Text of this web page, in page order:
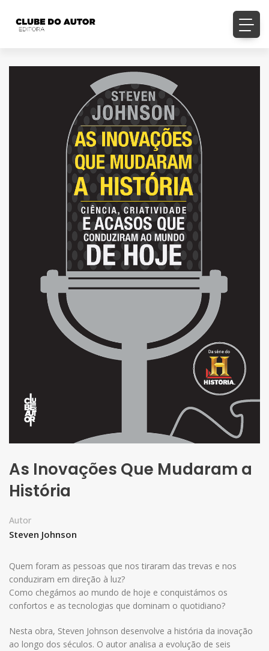
As Inovações Que Mudaram a
História
Autor
Steven Johnson
Quem foram as pessoas que nos tiraram das trevas e nos
conduziram em direção à luz?
Como chegámos ao mundo de hoje e conquistámos os
confortos e as tecnologias que dominam o quotidiano?
Nesta obra, Steven Johnson desenvolve a história da inovação
ao longo dos séculos. O autor analisa a evolução de seis